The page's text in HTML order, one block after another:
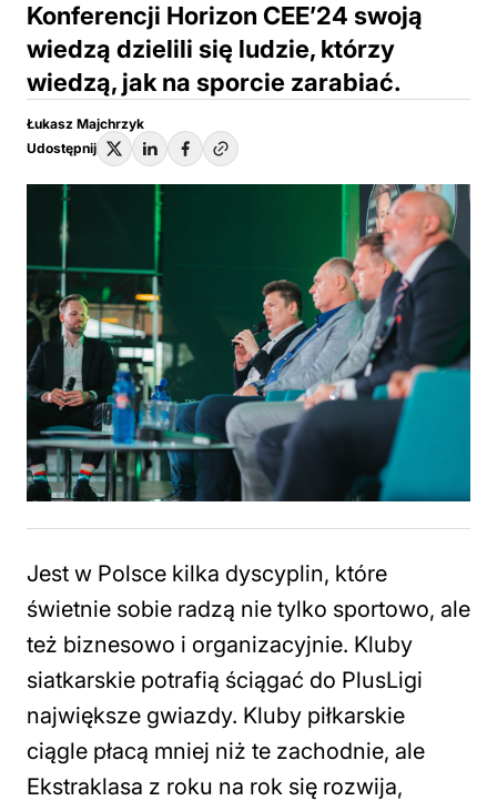
Konferencji Horizon CEE’24 swoją
wiedzą dzielili się ludzie, którzy
wiedzą, jak na sporcie zarabiać.
Łukasz Majchrzyk
Udostępnij
Jest w Polsce kilka dyscyplin, które
świetnie sobie radzą nie tylko sportowo, ale
też biznesowo i organizacyjnie. Kluby
siatkarskie potrafią ściągać do PlusLigi
największe gwiazdy. Kluby piłkarskie
ciągle płacą mniej niż te zachodnie, ale
Ekstraklasa z roku na rok się rozwija,